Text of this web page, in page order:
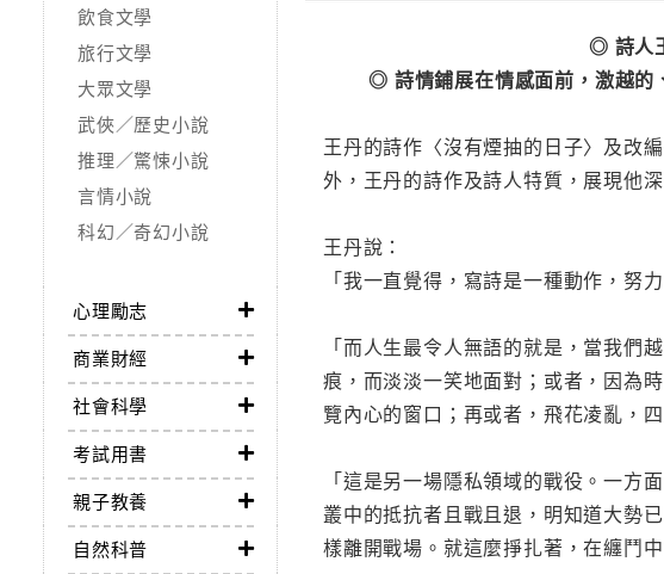
飲食文學
旅行文學
大眾文學
武俠／歷史小說
推理／驚悚小說
言情小說
科幻／奇幻小說
心理勵志
商業財經
社會科學
考試用書
親子教養
自然科普
◎ 詩人
◎ 詩情鋪展在情感面前，激越的
王丹的詩作〈沒有煙抽的日子〉及改
外，王丹的詩作及詩人特質，展現他
王丹說：
「我一直覺得，寫詩是一種動作，努
「而人生最令人無語的就是，當我們
痕，而淡淡一笑地面對；或者，因為
覽內心的窗口；再或者，飛花凌亂，
「這是另一場隱私領域的戰役。一
叢中的抵抗者且戰且退，明知道大勢
樣離開戰場。就這麼掙扎著，在纏鬥